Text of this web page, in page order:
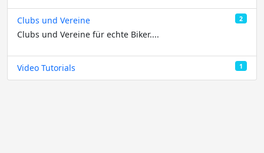
Clubs und Vereine 2
Clubs und Vereine für echte Biker....
Video Tutorials 1